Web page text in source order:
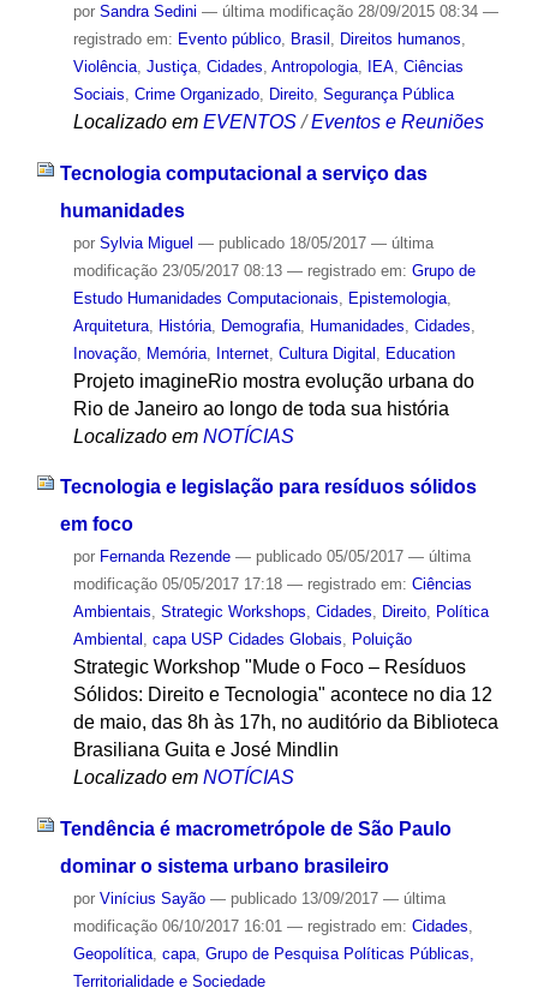
por Sandra Sedini — última modificação28/09/2015 08:34 —
registrado em: Evento público, Brasil Direitos humanos
Violência, Justiça, Cidades Antropologia, IEA, Ciências
Sociais Crime Organizado, Direito, Segurança Pública
Localizado em EVENTOS /Eventos e Reuniões
Tecnologia computacional a serviço das
humanidades
por Sylvia Miguel — publicado18/05/2017 — última
modificação23/05/2017 08:13 — registrado em: Grupo de
Estudo Humanidades Computacionais
Epistemologia,
Arquitetura, História, Demografia, Humanidades Cidades
Inovação, Memória, Internet, Cultura Digital Education
Projeto imagineRio mostra evolução urbana do
Rio de Janeiro ao longo de toda sua história
Localizado em NOTÍCIAS
Tecnologia e legislação para resíduos sólidos
em foco
por Fernanda Rezende — publicado05/05/2017 — última
modificação05/05/2017 17:18 — registrado em: Ciências
Ambientais, Strategic Workshops, Cidades, Direito, Política
Ambiental , capa USP Cidades Globais, Poluição
Strategic Workshop "Mude o Foco – Resíduos
Sólidos: Direito e Tecnologia" acontece no dia 12
de maio, das 8h às 17h, no auditório da Biblioteca
Brasiliana Guita e José Mindlin
Localizado em NOTÍCIAS
Tendência é macrometrópole de São Paulo
dominar o sistema urbano brasileiro
por Vinícius Sayão — publicado13/09/2017 — última
modificação06/10/2017 16:01 — registrado em: Cidades,
Geopolítica, capa, Grupo de Pesquisa Políticas Públicas,
Territorialidade e Sociedade